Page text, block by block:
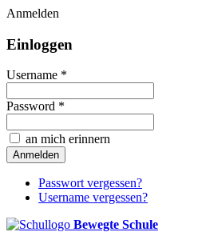
Anmelden
Einloggen
Username *
Password *
an mich erinnern
Passwort vergessen?
Username vergessen?
Bewegte Schule